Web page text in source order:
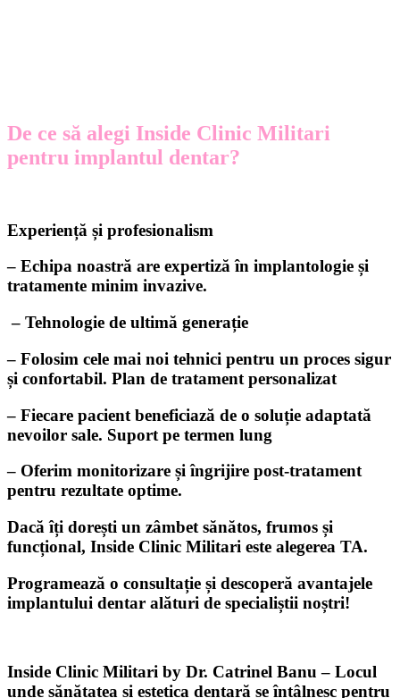
De ce să alegi Inside Clinic Militari
pentru implantul dentar?
Experiență și profesionalism
– Echipa noastră are expertiză în implantologie și
tratamente minim invazive.
– Tehnologie de ultimă generație
– Folosim cele mai noi tehnici pentru un proces sigur
și confortabil. Plan de tratament personalizat
– Fiecare pacient beneficiază de o soluție adaptată
nevoilor sale. Suport pe termen lung
– Oferim monitorizare și îngrijire post-tratament
pentru rezultate optime.
Dacă îți dorești un zâmbet sănătos, frumos și
funcțional, Inside Clinic Militari este alegerea TA.
Programează o consultație și descoperă avantajele
implantului dentar alături de specialiștii noștri!
Inside Clinic Militari by Dr. Catrinel Banu – Locul
unde sănătatea și estetica dentară se întâlnesc pentru